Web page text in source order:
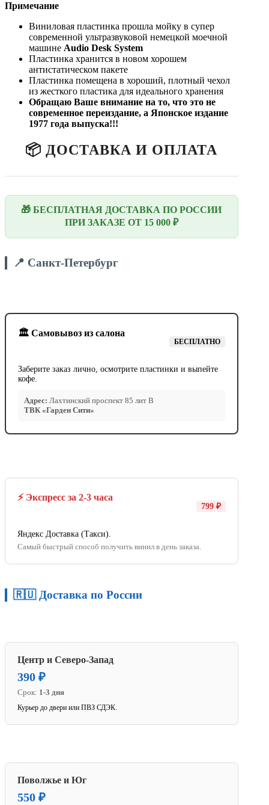
Примечание
Виниловая пластинка прошла мойку в супер
современной ультразвуковой немецкой моечной
машине Audio Desk System
Пластинка хранится в новом хорошем
антистатическом пакете
Пластинка помещена в хороший, плотный чехол
из жесткого пластика для идеального хранения
Обращаю Ваше внимание на то, что это не
современное переиздание, а Японское издание
1977 года выпуска!!!
📦 ДОСТАВКА И ОПЛАТА
🎁 БЕСПЛАТНАЯ ДОСТАВКА ПО РОССИИ
ПРИ ЗАКАЗЕ ОТ 15 000 ₽
📍 Санкт-Петербург
🏛️ Самовывоз из салона
БЕСПЛАТНО
Заберите заказ лично, осмотрите пластинки и выпейте
кофе.
Адрес: Лахтинский проспект 85 лит В
ТВК «Гарден Сити»
⚡ Экспресс за 2-3 часа
799 ₽
Яндекс Доставка (Такси).
Самый быстрый способ получить винил в день заказа.
🇷🇺 Доставка по России
Центр и Северо-Запад
390 ₽
Срок: 1-3 дня
Курьер до двери или ПВЗ СДЭК.
Поволжье и Юг
550 ₽